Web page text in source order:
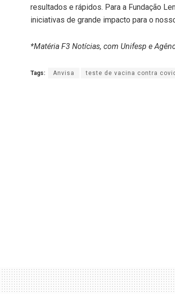
resultados e rápidos. Para a Fundação
iniciativas de grande impacto para o
*Matéria F3 Notícias, com Unifesp e
Tags: Anvisa teste de vacina contra